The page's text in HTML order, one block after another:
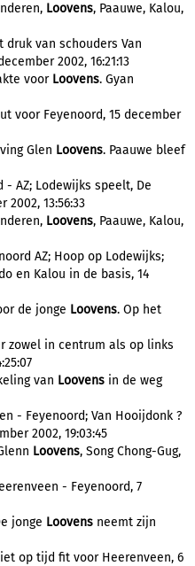
Loovens, Paauwe, Kalou,
druk van schouders Van
2002, 16:21:13
voor Loovens. Gyan
voor Feyenoord, 15 december
Glen Loovens. Paauwe bleef
AZ; Lodewijks speelt, De
2002, 13:56:33
Loovens, Paauwe, Kalou,
AZ; Hoop op Lodewijks;
en Kalou in de basis, 14
de jonge Loovens. Op het
zowel in centrum als op links
van Loovens in de weg
- Feyenoord; Van Hooijdonk ?
2002, 19:03:45
Loovens, Song Chong-Gug,
- Feyenoord, 7
jonge Loovens neemt zijn
op tijd fit voor Heerenveen, 6